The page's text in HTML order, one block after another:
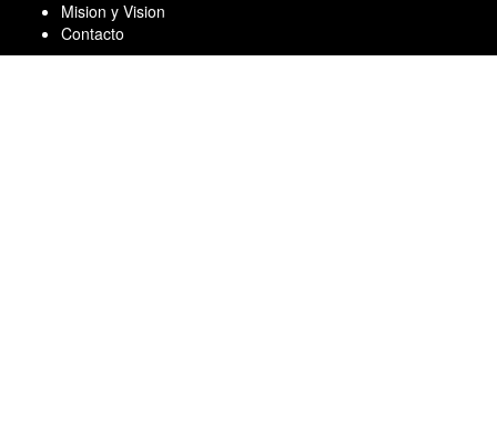
content
Mision y Vision
Contacto